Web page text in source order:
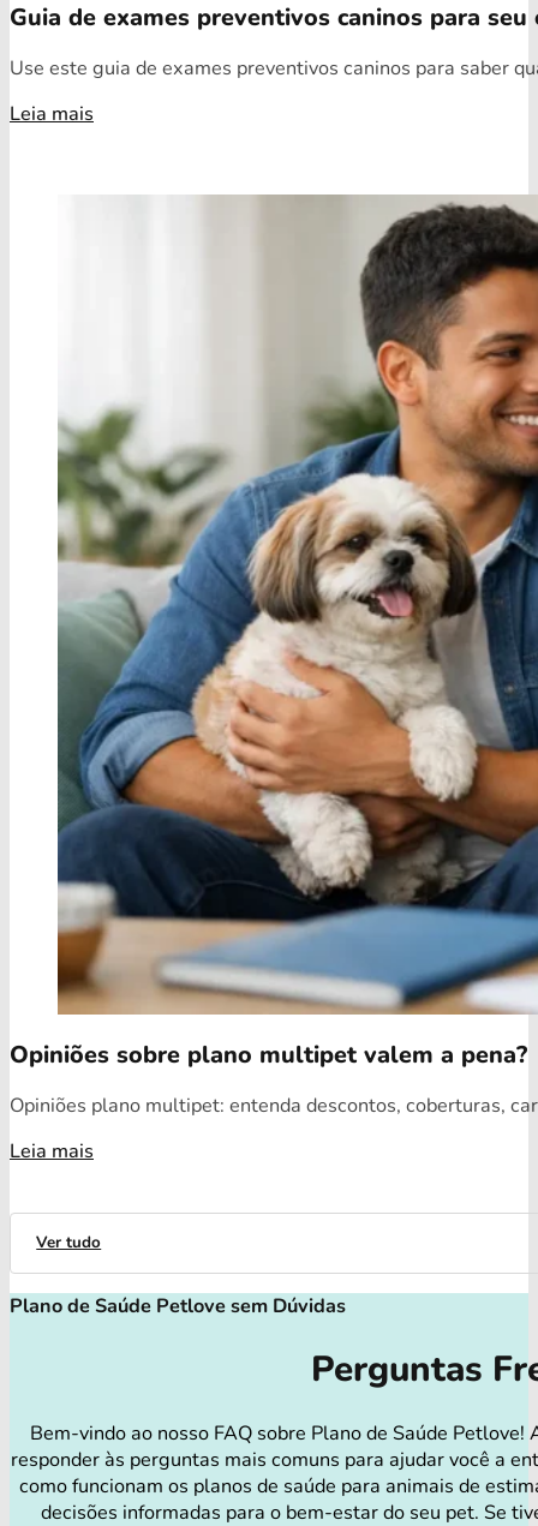
Guia de exames preventivos caninos para seu
Use este guia de exames preventivos caninos para saber
Leia mais
Opiniões sobre plano multipet valem a pena?
Opiniões plano multipet: entenda descontos, coberturas,
Leia mais
Ver tudo
Plano de Saúde Petlove sem Dúvidas
Perguntas
Bem-vindo ao nosso FAQ sobre Plano de Saúde Petlove!
responder às perguntas mais comuns para ajudar você a
como funcionam os planos de saúde para animais de
decisões informadas para o bem-estar do seu pet. Se